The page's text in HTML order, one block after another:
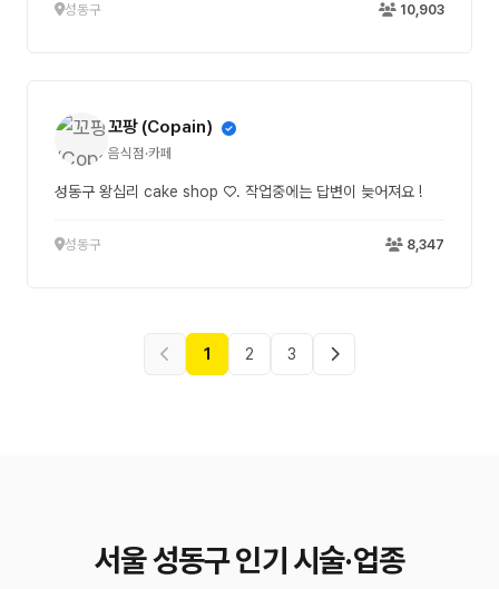
성동구 10,903
꼬팡 (Copain)
음식점·카페
성동구 왕십리 cake shop ♡. 작업중에는 답변이 늦어져요 !
성동구 8,347
1 2 3
서울 성동구 인기 시술·업종